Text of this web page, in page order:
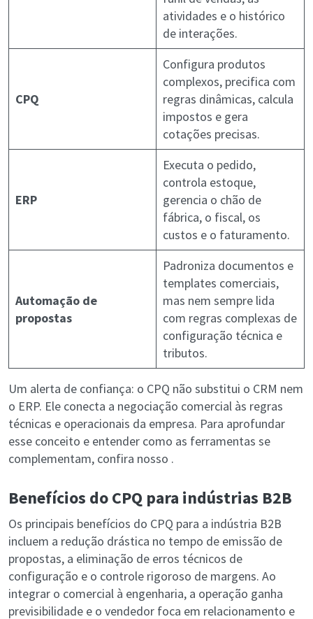
atividades e o histórico
de interações.
CPQ
Configura produtos
complexos, precifica com
regras dinâmicas, calcula
impostos e gera
cotações precisas.
ERP
Executa o pedido,
controla estoque,
gerencia o chão de
fábrica, o fiscal, os
custos e o faturamento.
Automação de
propostas
Padroniza documentos e
templates comerciais,
mas nem sempre lida
com regras complexas de
configuração técnica e
tributos.
Um alerta de confiança: o CPQ não substitui o CRM nem
o ERP. Ele conecta a negociação comercial às regras
técnicas e operacionais da empresa. Para aprofundar
esse conceito e entender como as ferramentas se
complementam, confira nosso .
Benefícios do CPQ para indústrias B2B
Os principais benefícios do CPQ para a indústria B2B
incluem a redução drástica no tempo de emissão de
propostas, a eliminação de erros técnicos de
configuração e o controle rigoroso de margens. Ao
integrar o comercial à engenharia, a operação ganha
previsibilidade e o vendedor foca em relacionamento e